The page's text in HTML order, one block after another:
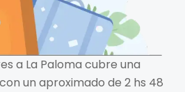
a La Paloma cubre una
un aproximado de 2 hs 48